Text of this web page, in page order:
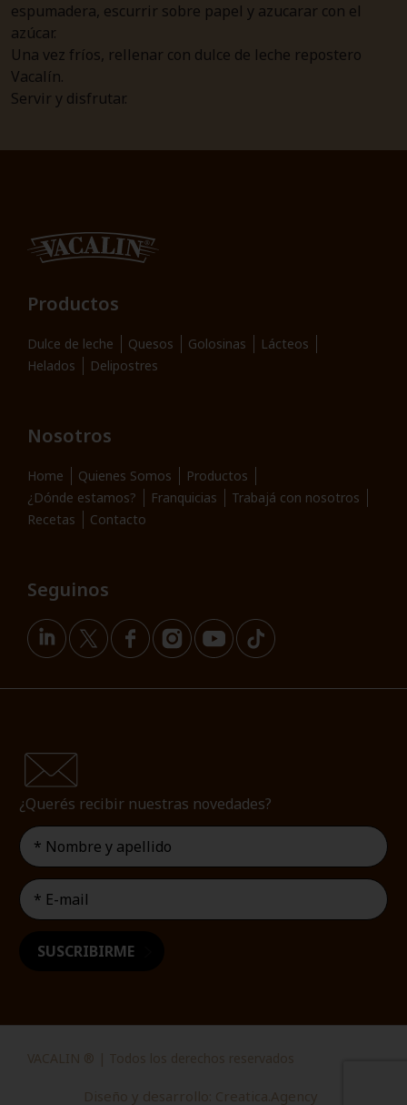
espumadera, escurrir sobre papel y azucarar con el
azúcar.
Una vez fríos, rellenar con dulce de leche repostero
Vacalín.
Servir y disfrutar.
Productos
Dulce de leche Quesos Golosinas
Lácteos
Helados
Delipostres
Nosotros
Home Quienes Somos
Productos
¿Dónde estamos?
Franquicias
Trabajá con nosotros
Recetas
Contacto
Seguinos
¿Querés recibir nuestras novedades?
VACALIN ® | Todos los derechos reservados
Diseño y desarrollo: Creatica.Agency